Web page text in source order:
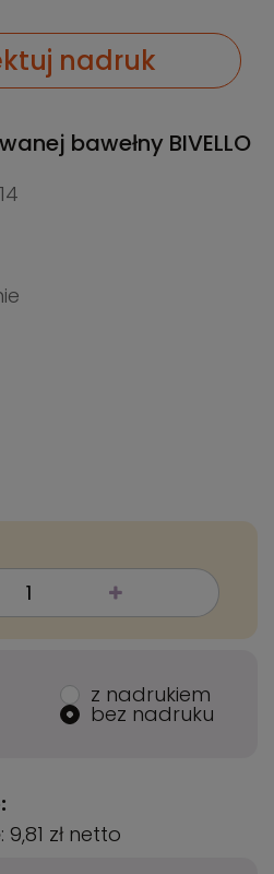
nadruk
bawełny BIVELLO
z nadrukiem
bez nadruku
9,81 zł netto